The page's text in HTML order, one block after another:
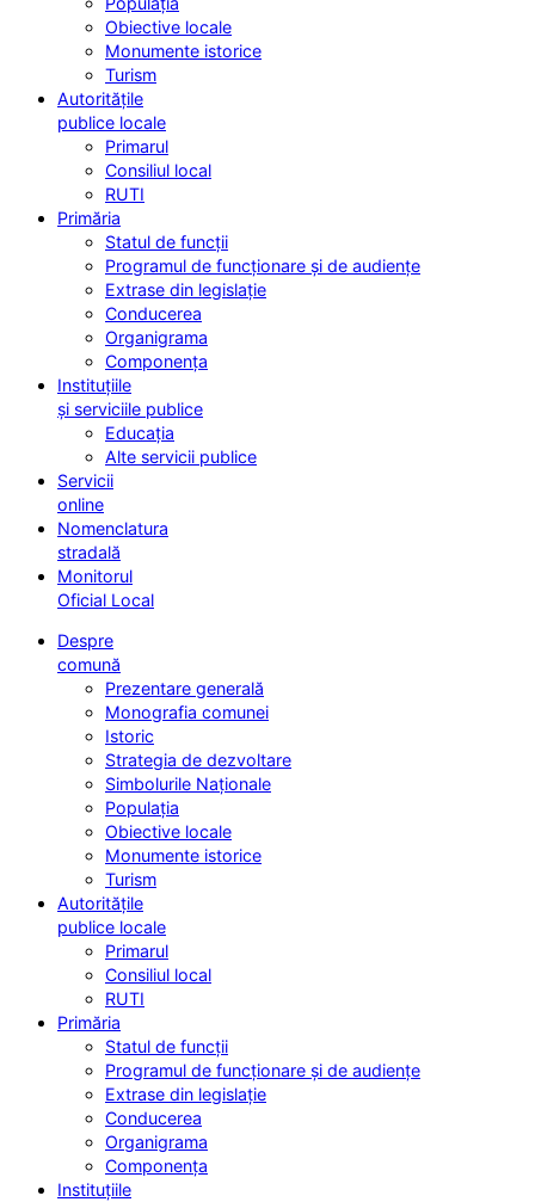
Obiective locale
Monumente istorice
Turism
Autoritățile
publice locale
Primarul
Consiliul local
RUTI
Primăria
Statul de funcții
Programul de funcționare și de audiențe
Extrase din legislație
Conducerea
Organigrama
Componența
Instituțiile
și serviciile publice
Educația
Alte servicii publice
Servicii
online
Nomenclatura
stradală
Monitorul
Oficial Local
Despre
comună
Prezentare generală
Monografia comunei
Istoric
Strategia de dezvoltare
Simbolurile Naționale
Populația
Obiective locale
Monumente istorice
Turism
Autoritățile
publice locale
Primarul
Consiliul local
RUTI
Primăria
Statul de funcții
Programul de funcționare și de audiențe
Extrase din legislație
Conducerea
Organigrama
Componența
Instituțiile